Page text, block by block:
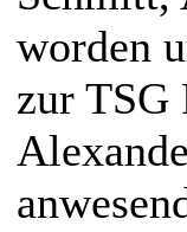
worden
zur TSG